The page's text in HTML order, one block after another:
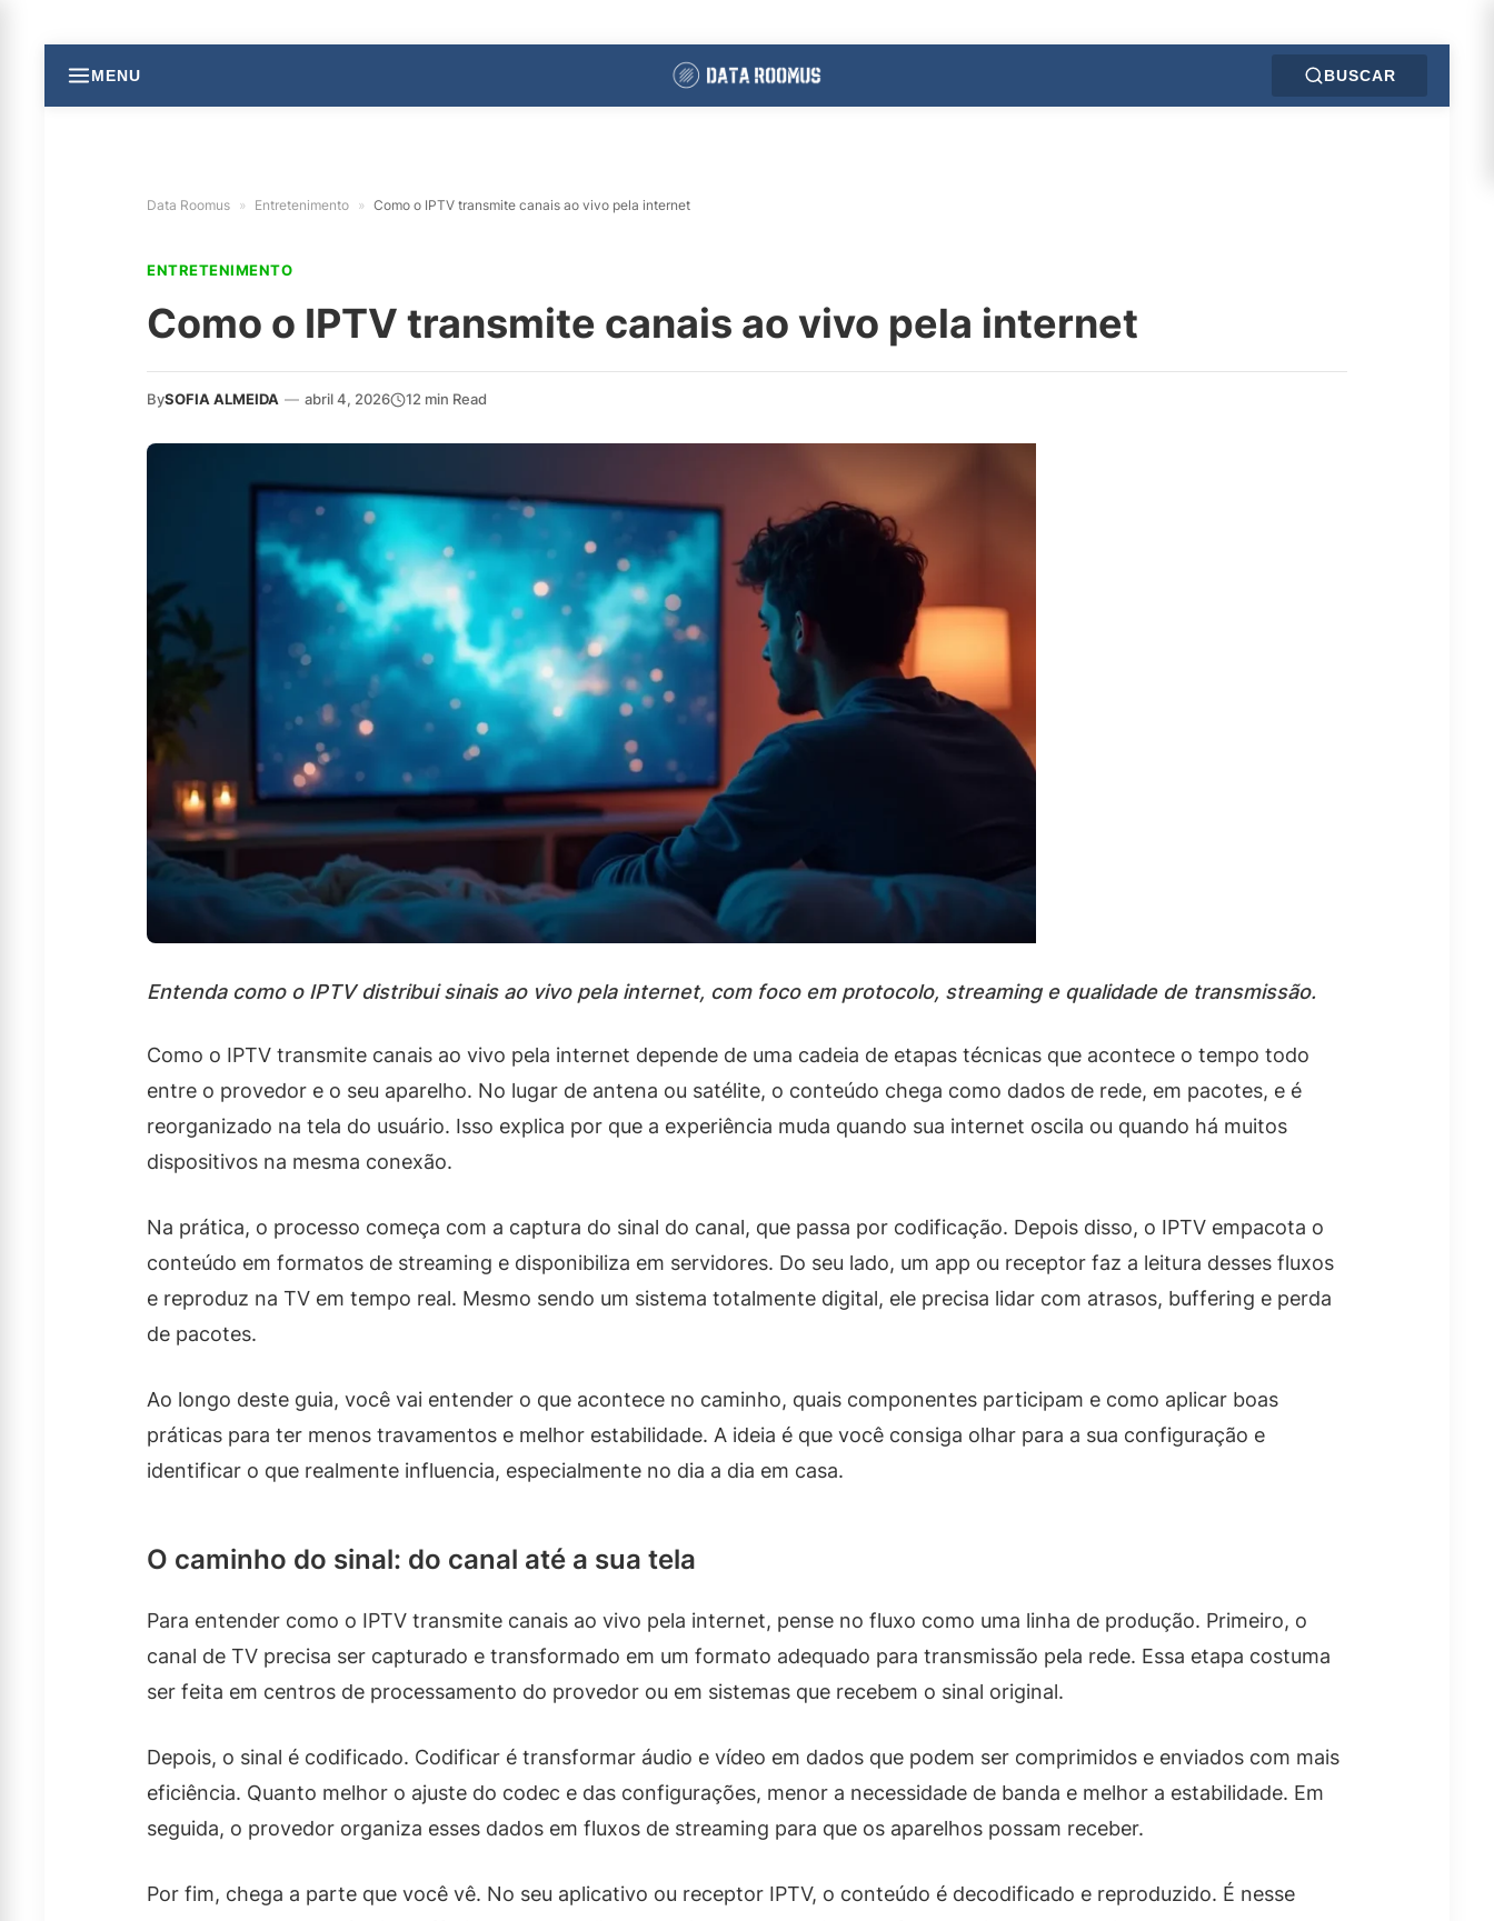
MENU BUSCAR
Data Roomus » Entretenimento » Como o IPTV transmite canais ao vivo pela internet
ENTRETENIMENTO
Como o IPTV transmite canais ao vivo pela internet
BySOFIA ALMEIDA — abril 4, 2026 12 min Read
Entenda como o IPTV distribui sinais ao vivo pela internet, com foco em protocolo, streaming e qualidade de transmissão.
Como o IPTV transmite canais ao vivo pela internet depende de uma cadeia de etapas técnicas que acontece o tempo todo
entre o provedor e o seu aparelho. No lugar de antena ou satélite, o conteúdo chega como dados de rede, em pacotes, e é
reorganizado na tela do usuário. Isso explica por que a experiência muda quando sua internet oscila ou quando há muitos
dispositivos na mesma conexão.
Na prática, o processo começa com a captura do sinal do canal, que passa por codificação. Depois disso, o IPTV empacota o
conteúdo em formatos de streaming e disponibiliza em servidores. Do seu lado, um app ou receptor faz a leitura desses fluxos
e reproduz na TV em tempo real. Mesmo sendo um sistema totalmente digital, ele precisa lidar com atrasos, buffering e perda
de pacotes.
Ao longo deste guia, você vai entender o que acontece no caminho, quais componentes participam e como aplicar boas
práticas para ter menos travamentos e melhor estabilidade. A ideia é que você consiga olhar para a sua configuração e
identificar o que realmente influencia, especialmente no dia a dia em casa.
O caminho do sinal: do canal até a sua tela
Para entender como o IPTV transmite canais ao vivo pela internet, pense no fluxo como uma linha de produção. Primeiro, o
canal de TV precisa ser capturado e transformado em um formato adequado para transmissão pela rede. Essa etapa costuma
ser feita em centros de processamento do provedor ou em sistemas que recebem o sinal original.
Depois, o sinal é codificado. Codificar é transformar áudio e vídeo em dados que podem ser comprimidos e enviados com mais
eficiência. Quanto melhor o ajuste do codec e das configurações, menor a necessidade de banda e melhor a estabilidade. Em
seguida, o provedor organiza esses dados em fluxos de streaming para que os aparelhos possam receber.
Por fim, chega a parte que você vê. No seu aplicativo ou receptor IPTV, o conteúdo é decodificado e reproduzido. É nesse